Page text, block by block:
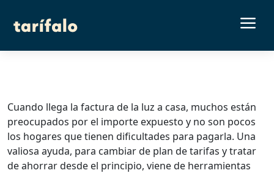
a
Cuando llega la factura de la luz a casa, muchos están
preocupados por el importe expuesto y no son pocos
los hogares que tienen dificultades para pagarla. Una
valiosa ayuda, para cambiar de plan de tarifas y tratar
de ahorrar desde el principio, viene de herramientas